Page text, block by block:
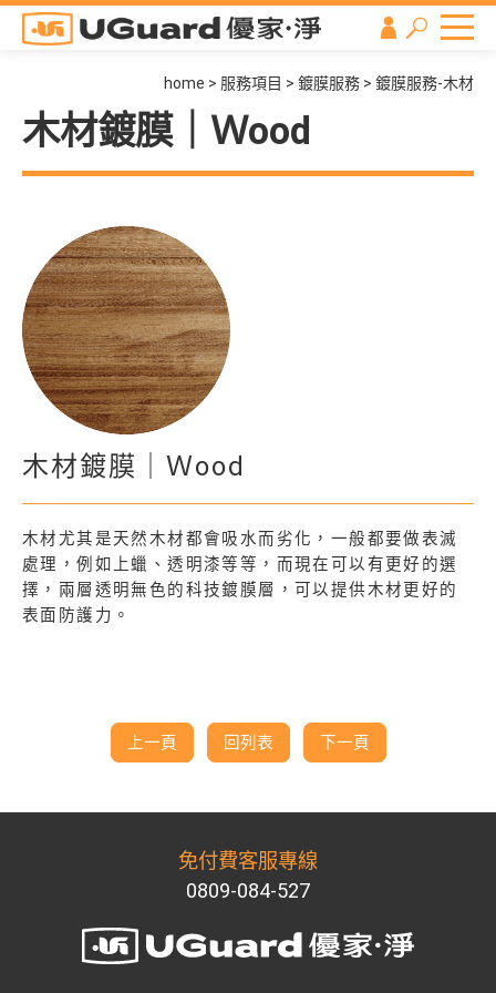
木材鍍膜｜Ｗood
home 服務項目 鍍膜服務 鍍膜服務-木材
木材鍍膜｜Ｗood
木材尤其是天然木材都會吸水而劣化，一般都要做表滅
處理，例如上蠟、透明漆等等，而現在可以有更好的選
擇，兩層透明無色的科技鍍膜層，可以提供木材更好的
表面防護力。
上一頁 回列表 下一頁
免付費客服專線
0809-084-527